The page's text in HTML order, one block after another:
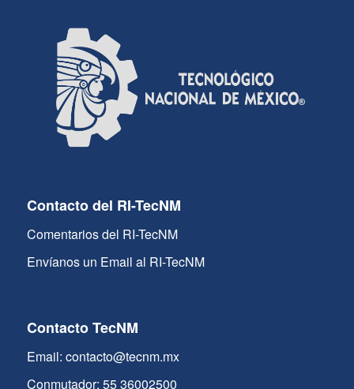
Contacto del RI-TecNM
Comentarios del RI-TecNM
Envíanos un Email al RI-TecNM
Contacto TecNM
Email: contacto@tecnm.mx
Conmutador: 55 36002500